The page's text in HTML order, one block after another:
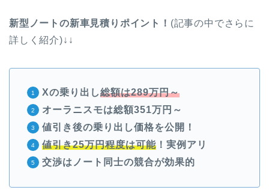
新型ノートの新車見積りポイント！ (記事の中でさらに
詳しく紹介)↓↓
Xの乗り出し総額は289万円～
オーラニスモは総額351万円～
値引き後の乗り出し価格を公開！
値引き25万円程度は可能 ！実例アリ
交渉はノート同士の競合が効果的